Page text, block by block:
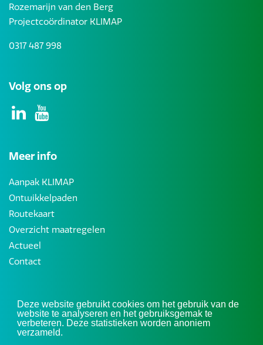
Deze website gebruikt cookies om het gebruik van de
website te analyseren en het gebruiksgemak te
verbeteren. Deze statistieken worden anoniem
verzameld.
Rozemarijn van den Berg
Projectcoördinator KLIMAP
0317 487 998
Volg ons op
Meer info
Aanpak KLIMAP
Ontwikkelpaden
Routekaart
Overzicht maatregelen
Actueel
Contact
© 2026 KLIMAP: regionale aanpak klimaatadaptieve maatregelen voor
hooggelegen zandgronden